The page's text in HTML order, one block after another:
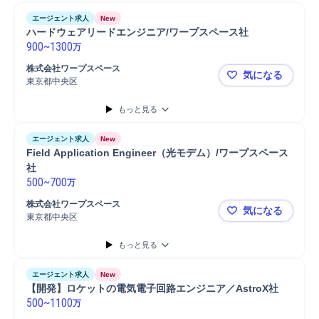
エージェント求人 New
ハードウェアリードエンジニア/ワープスペース社
900~1300万
株式会社ワープスペース
東京都中央区
ハードウェ
気になる
もっと見る
エージェント求人 New
Field Application Engineer（光モデム）/ワープスペース
社
500~700万
株式会社ワープスペース
東京都中央区
Field
気になる
もっと見る
エージェント求人 New
【開発】ロケットの電気電子回路エンジニア／AstroX社
500~1100万